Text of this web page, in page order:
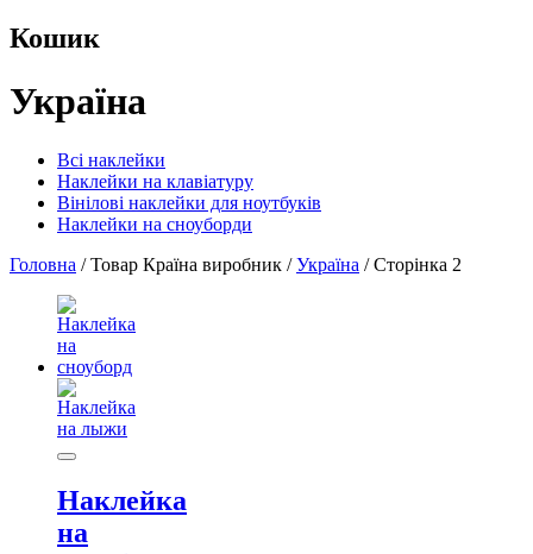
Кошик
Україна
Всі наклейки
Наклейки на клавіатуру
Вінілові наклейки для ноутбуків
Наклейки на сноуборди
Головна / Товар Країна виробник /Україна / Сторінка 2
Наклейка
на